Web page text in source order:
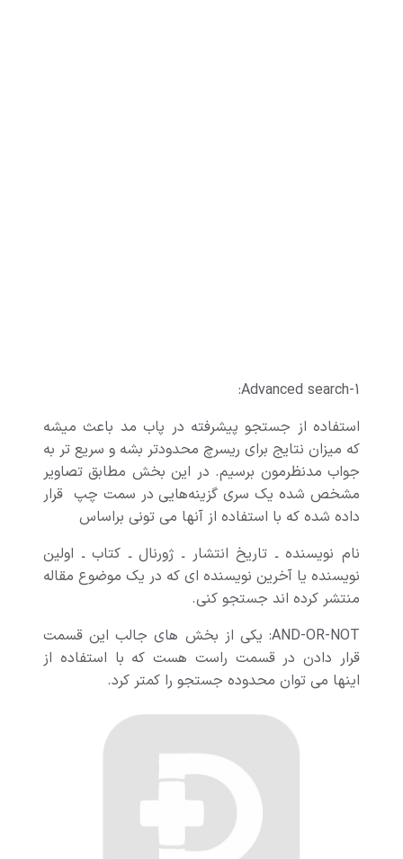
Advanced search-1:
استفاده از جستجو پیشرفته در پاب مد باعث میشه
که میزان نتایج برای ریسرچ محدودتر بشه و سریع تر به
جواب مدنظرمون برسیم. در این بخش مطابق تصاویر
مشخص شده یک سری گزینه‌هایی در سمت چپ قرار
داده شده که با استفاده از آنها می تونی براساس
نام نویسنده ـ تاریخ انتشار ـ ژورنال ـ کتاب ـ اولین
نویسنده یا آخرین نویسنده ای که در یک موضوع مقاله
منتشر کرده اند جستجو کنی.
AND-OR-NOT: یکی از بخش های جالب این قسمت
قرار دادن در قسمت راست هست که با استفاده از
اینها می توان محدوده جستجو را کمتر کرد.